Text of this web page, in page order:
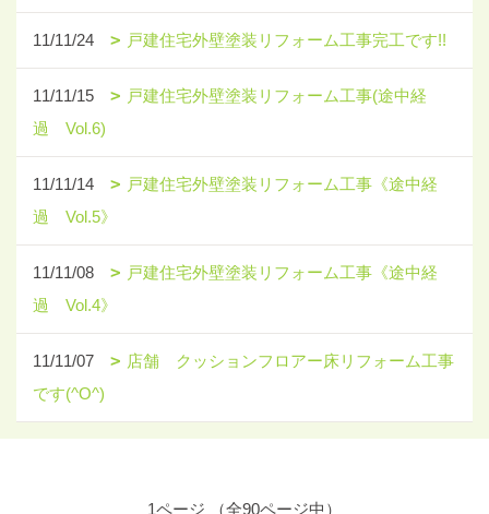
11/11/24 戸建住宅外壁塗装リフォーム工事完工です!!
11/11/15
戸建住宅外壁塗装リフォーム工事(途中経
過 Vol.6)
11/11/14
戸建住宅外壁塗装リフォーム工事《途中経
過 Vol.5》
11/11/08
戸建住宅外壁塗装リフォーム工事《途中経
過 Vol.4》
11/11/07
店舗 クッションフロアー床リフォーム工事
です(^O^)
1ページ （全90ページ中）